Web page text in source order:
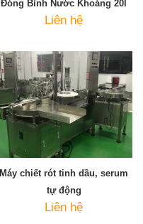
Đóng Bình Nước Khoáng 20l
Liên hệ
Máy chiết rót tinh dầu, serum
tự động
Liên hệ